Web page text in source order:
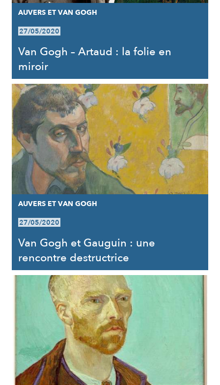
AUVERS ET VAN GOGH
27/05/2020
Van Gogh – Artaud : la folie en
miroir
AUVERS ET VAN GOGH
27/05/2020
Van Gogh et Gauguin : une
rencontre destructrice